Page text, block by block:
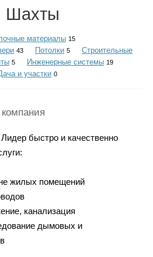
Каталог
Инфо
Фотогалерея
Шахты
материалы 15
43 Потолки 5
Строительные
5 Инженерные системы 19
и участки 0
быстро и качественно
жилых помещений
канализация
дымовых и